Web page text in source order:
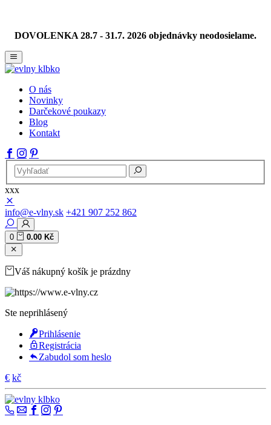
DOVOLENKA 28.7 - 31.7. 2026 objednávky neodosielame.
O nás
Novinky
Darčekové poukazy
Blog
Kontakt
xxx
info@e-vlny.sk +421 907 252 862
0 0.00 Kč
Váš nákupný košík je prázdny
Ste neprihlásený
Prihlásenie
Registrácia
Zabudol som heslo
€ kč